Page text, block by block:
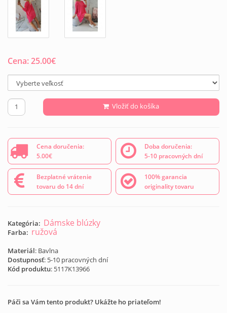
Cena:25.00€
Vložiť do košíka
Cena doručenia:
5.00€
Doba doručenia:
5-10 pracovných dní
Bezplatné vrátenie
tovaru do 14 dní
100% garancia
originality tovaru
Kategória: Dámske blúzky
Farba: ružová
Materiál: Bavlna
Dostupnosť: 5-10 pracovných dní
Kód produktu: 5117K13966
Páči sa Vám tento produkt? Ukážte ho priateľom!